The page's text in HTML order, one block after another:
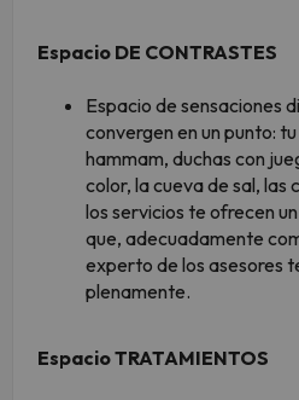
Espacio DE CONTRASTES
Espacio de sensaciones
convergen en un punto:
hammam, duchas con
color, la cueva de sal, las
los servicios te ofrecen
que, adecuadamente
experto de los asesores
plenamente.
Espacio TRATAMIENTOS